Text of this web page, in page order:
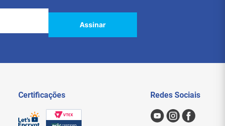
Assinar
Certificações Redes Sociais